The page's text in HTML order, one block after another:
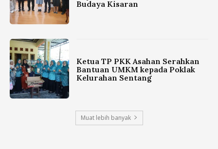
Budaya Kisaran
Ketua TP PKK Asahan Serahkan
Bantuan UMKM kepada Poklak
Kelurahan Sentang
Muat lebih banyak